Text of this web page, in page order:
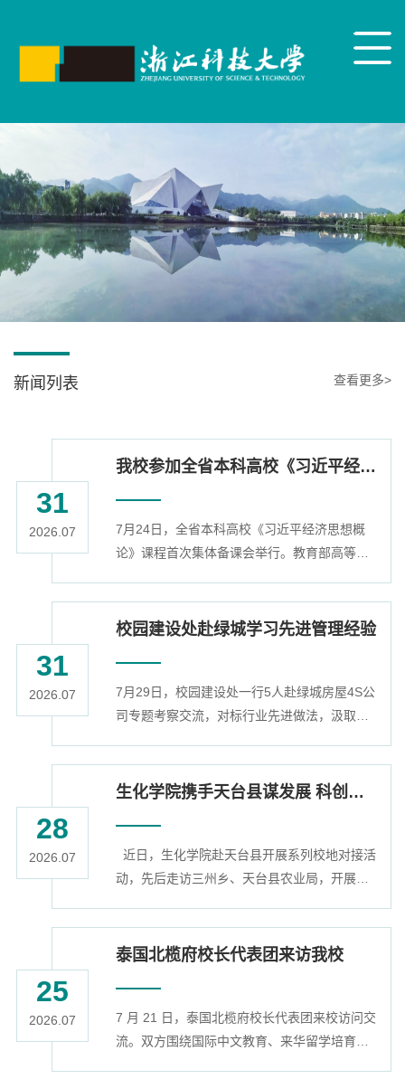
新闻列表 查看更多>
我校参加全省本科高校《习近平经济思想概论》课程集体备课会
7月24日，全省本科高校《习近平经济思想概
论》课程首次集体备课会举行。教育部高等教
处长蓝邓骏等出席，全省本科高校教学管理负
责人、课程骨干教师参会研讨。我校教务处、
济思想概论》课程建设是推动党的创新理论 “三
进” 的重要途径，高校要提高政治站位，总结教
31
2026.07
校园建设处赴绿城学习先进管理经验
7月29日，校园建设处一行5人赴绿城房屋4S公
司专题考察交流，对标行业先进做法，汲取优
绿城房屋4S公司相关负责人详细介绍公司创新
性引入汽车4S店全流程追溯管理机制，搭建一
时，公司针对民用住宅、公共建筑及老旧社
区，提供维修、焕新、适老化改造、城市微更
保...
31
2026.07
生化学院携手天台县谋发展 科创赋能兴乡村
近日，生化学院赴天台县开展系列校地对接活
动，先后走访三州乡、天台县农业局，开展党
人、骨干教师、学工办老师、校友代表等参加
活动。 7月24日，学院党委与三州乡党委举行
求。学院党委书记立足前期支部结对工作基
础，提出以沙岭村帮扶项目为支点，以点带面
28
2026.07
泰国北榄府校长代表团来访我校
7 月 21 日，泰国北榄府校长代表团来校访问交
流。双方围绕国际中文教育、来华留学培育等
25
2026.07